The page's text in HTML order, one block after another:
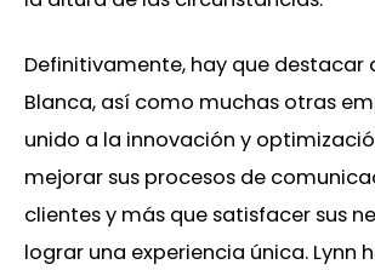
Definitivamente, hay que destacar
Blanca, así como muchas otras
unido a la innovación y
mejorar sus procesos de
clientes y más que satisfacer sus
lograr una experiencia única. Lynn